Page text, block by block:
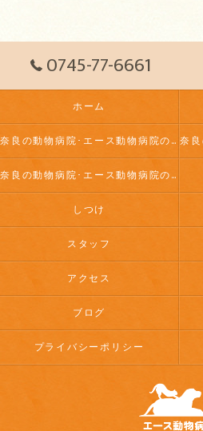
0745-77-6661
ホーム
奈良の動物病院･エース動物病院の口コミ情報
奈良の動物病院･エース動物病院のお客様の声
しつけ
スタッフ
アクセス
ブログ
プライバシーポリシー